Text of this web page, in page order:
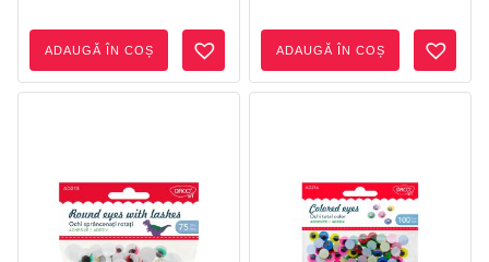
ADAUGĂ ÎN COȘ ADAUGĂ ÎN COȘ